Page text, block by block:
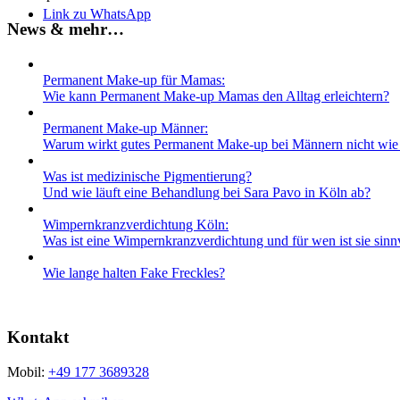
Link zu WhatsApp
News & mehr…
Permanent Make-up für Mamas:
Wie kann Permanent Make-up Mamas den Alltag erleichtern?
Permanent Make-up Männer:
Warum wirkt gutes Permanent Make-up bei Männern nicht
Was ist medizinische Pigmentierung?
Und wie läuft eine Behandlung bei Sara Pavo in Köln ab?
Wimpernkranz­verdichtung Köln:
Was ist eine Wimpernkranz­verdichtung und für wen ist sie
Wie lange halten Fake Freckles?
Kontakt
Mobil: +49 177 3689328